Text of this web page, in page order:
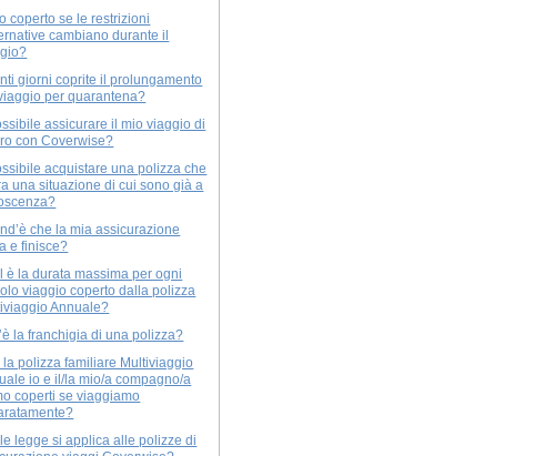
coperto se le restrizioni
cambiano durante il
giorni coprite il prolungamento
per quarantena?
assicurare il mio viaggio di
con Coverwise?
acquistare una polizza che
una situazione di cui sono già a
che la mia assicurazione
e finisce?
è la durata massima per ogni
viaggio coperto dalla polizza
Annuale?
la franchigia di una polizza?
la polizza familiare Multiviaggio
io e il/la mio/a compagno/a
coperti se viaggiamo
legge si applica alle polizze di